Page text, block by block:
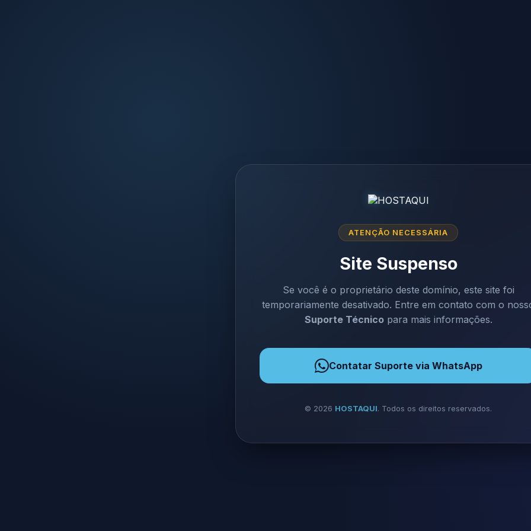
ATENÇÃO NECESSÁRIA
Site Suspenso
Se você é o proprietário deste domínio, este site foi
temporariamente desativado. Entre em contato com o
Suporte Técnicopara mais informações.
Contatar Suporte via WhatsApp
© 2026 HOSTAQUI. Todos os direitos reservados.